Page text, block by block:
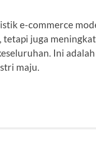
e-commerce
tetapi juga
Ini
maju.